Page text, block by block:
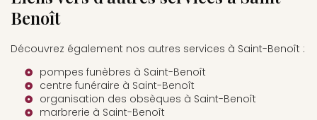
Benoît
Découvrez également nos autres services à Saint-Benoît :
pompes funèbres à Saint-Benoît
centre funéraire à Saint-Benoît
organisation des obsèques à Saint-Benoît
marbrerie à Saint-Benoît